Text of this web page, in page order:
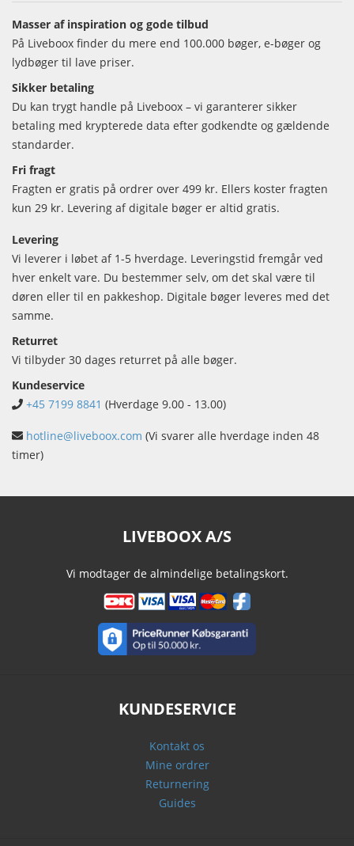
Masser af inspiration og gode tilbud
På Liveboox finder du mere end 100.000 bøger, e-bøger og
lydbøger til lave priser.
Sikker betaling
Du kan trygt handle på Liveboox – vi garanterer sikker
betaling med krypterede data efter godkendte og gældende
standarder.
Fri fragt
Fragten er gratis på ordrer over 499 kr. Ellers koster fragten
kun 29 kr. Levering af digitale bøger er altid gratis.
Levering
Vi leverer i løbet af 1-5 hverdage. Leveringstid fremgår ved
hver enkelt vare. Du bestemmer selv, om det skal være til
døren eller til en pakkeshop. Digitale bøger leveres med det
samme.
Returret
Vi tilbyder 30 dages returret på alle bøger.
Kundeservice
+45 7199 8841 (Hverdage 9.00 - 13.00)
hotline@liveboox.com (Vi svarer alle hverdage inden 48
timer)
LIVEBOOX A/S
Vi modtager de almindelige betalingskort.
KUNDESERVICE
Kontakt os
Mine ordrer
Returnering
Guides